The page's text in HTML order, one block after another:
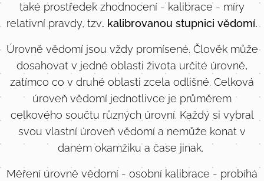
také prostředek zhodnocení - kalibrace - míry
relativní pravdy, tzv. kalibrovanou stupnici vědomí.
Úrovně vědomí jsou vždy promísené. Člověk může
dosahovat v jedné oblasti života určité úrovně,
zatímco co v druhé oblasti zcela odlišné. Celková
úroveň vědomí jednotlivce je průměrem
celkového součtu různých úrovní. Každý si vybral
svou vlastní úroveň vědomí a nemůže konat v
daném okamžiku a čase jinak.
Měření úrovně vědomí - osobní kalibrace - probíhá